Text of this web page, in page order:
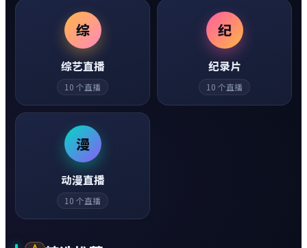
综
综艺直播
10 个直播
纪
纪录片
10 个直播
漫
动漫直播
10 个直播